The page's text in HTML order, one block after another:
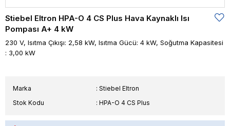
Stiebel Eltron HPA-O 4 CS Plus Hava Kaynaklı Isı
Pompası A+ 4 kW
230 V, Isıtma Çıkışı: 2,58 kW, Isıtma Gücü: 4 kW, Soğutma Kapasitesi
: 3,00 kW
Marka : Stiebel Eltron
Stok Kodu
HPA-O 4 CS Plus